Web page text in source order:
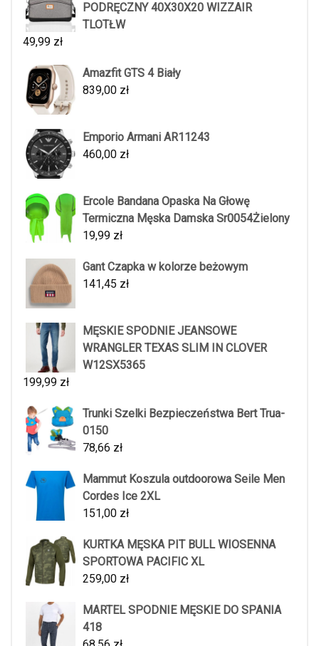
PODRĘCZNY 40X30X20 WIZZAIR
TLOTŁW
49,99 zł
Amazfit GTS 4 Biały
839,00 zł
Emporio Armani AR11243
460,00 zł
Ercole Bandana Opaska Na Głowę
Termiczna Męska Damska Sr0054Żielony
19,99 zł
Gant Czapka w kolorze beżowym
141,45 zł
MĘSKIE SPODNIE JEANSOWE
WRANGLER TEXAS SLIM IN CLOVER
W12SX5365
199,99 zł
Trunki Szelki Bezpieczeństwa Bert Trua-
0150
78,66 zł
Mammut Koszula outdoorowa Seile Men
Cordes Ice 2XL
151,00 zł
KURTKA MĘSKA PIT BULL WIOSENNA
SPORTOWA PACIFIC XL
259,00 zł
MARTEL SPODNIE MĘSKIE DO SPANIA
418